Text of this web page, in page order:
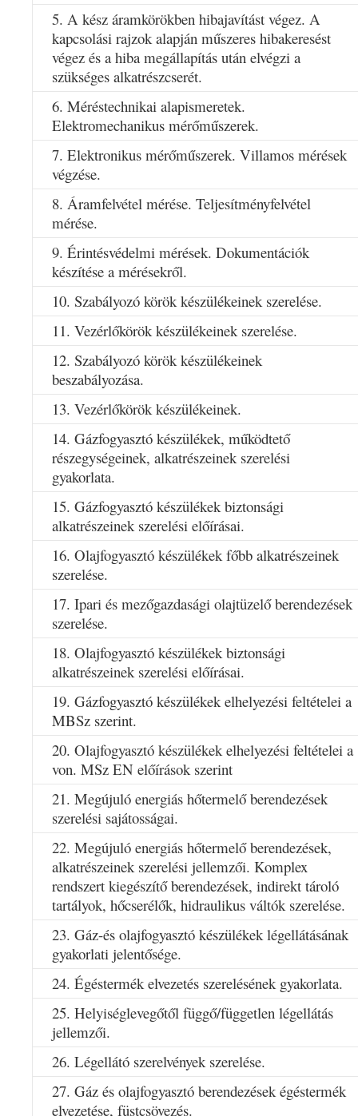
5. A kész áramkörökben hibajavítást végez. A
kapcsolási rajzok alapján műszeres hibakeresést
végez és a hiba megállapítás után elvégzi a
szükséges alkatrészcserét.
6. Méréstechnikai alapismeretek.
Elektromechanikus mérőműszerek.
7. Elektronikus mérőműszerek. Villamos mérések
végzése.
8. Áramfelvétel mérése. Teljesítményfelvétel
mérése.
9. Érintésvédelmi mérések. Dokumentációk
készítése a mérésekről.
10. Szabályozó körök készülékeinek szerelése.
11. Vezérlőkörök készülékeinek szerelése.
12. Szabályozó körök készülékeinek
beszabályozása.
13. Vezérlőkörök készülékeinek.
14. Gázfogyasztó készülékek, működtető
részegységeinek, alkatrészeinek szerelési
gyakorlata.
15. Gázfogyasztó készülékek biztonsági
alkatrészeinek szerelési előírásai.
16. Olajfogyasztó készülékek főbb alkatrészeinek
szerelése.
17. Ipari és mezőgazdasági olajtüzelő berendezések
szerelése.
18. Olajfogyasztó készülékek biztonsági
alkatrészeinek szerelési előírásai.
19. Gázfogyasztó készülékek elhelyezési feltételei a
MBSz szerint.
20. Olajfogyasztó készülékek elhelyezési feltételei a
von. MSz EN előírások szerint
21. Megújuló energiás hőtermelő berendezések
szerelési sajátosságai.
22. Megújuló energiás hőtermelő berendezések,
alkatrészeinek szerelési jellemzői. Komplex
rendszert kiegészítő berendezések, indirekt tároló
tartályok, hőcserélők, hidraulikus váltók szerelése.
23. Gáz-és olajfogyasztó készülékek légellátásának
gyakorlati jelentősége.
24. Égéstermék elvezetés szerelésének gyakorlata.
25. Helyiséglevegőtől függő/független légellátás
jellemzői.
26. Légellátó szerelvények szerelése.
27. Gáz és olajfogyasztó berendezések égéstermék
elvezetése, füstcsövezés.